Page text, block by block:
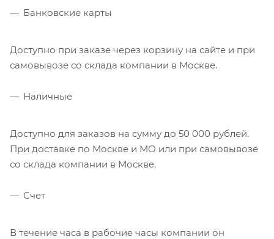
Банковские карты
Доступно при заказе через корзину на сайте и при
самовывозе со склада компании в Москве.
Наличные
Доступно для заказов на сумму до 50 000 рублей.
При доставке по Москве и МО или при самовывозе
со склада компании в Москве.
Счет
В течение часа в рабочие часы компании он